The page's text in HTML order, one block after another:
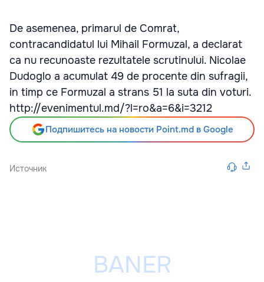
De asemenea, primarul de Comrat,
contracandidatul lui Mihail Formuzal, a declarat
ca nu recunoaste rezultatele scrutinului. Nicolae
Dudoglo a acumulat 49 de procente din sufragii,
in timp ce Formuzal a strans 51 la suta din voturi.
http://evenimentul.md/?l=ro&a=6&i=3212
Подпишитесь на новости Point.md в Google
Источник